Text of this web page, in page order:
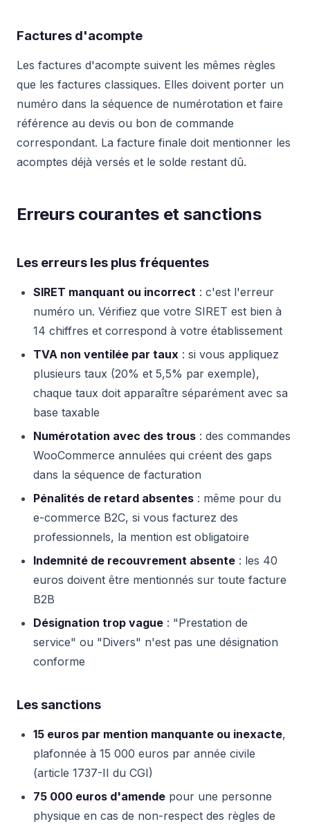
Factures d'acompte
Les factures d'acompte suivent les mêmes règles
que les factures classiques. Elles doivent porter un
numéro dans la séquence de numérotation et faire
référence au devis ou bon de commande
correspondant. La facture finale doit mentionner les
acomptes déjà versés et le solde restant dû.
Erreurs courantes et sanctions
Les erreurs les plus fréquentes
SIRET manquant ou incorrect : c'est l'erreur
numéro un. Vérifiez que votre SIRET est bien à
14 chiffres et correspond à votre établissement
TVA non ventilée par taux : si vous appliquez
plusieurs taux (20% et 5,5% par exemple),
chaque taux doit apparaître séparément avec sa
base taxable
Numérotation avec des trous : des commandes
WooCommerce annulées qui créent des gaps
dans la séquence de facturation
Pénalités de retard absentes : même pour du
e-commerce B2C, si vous facturez des
professionnels, la mention est obligatoire
Indemnité de recouvrement absente : les 40
euros doivent être mentionnés sur toute facture
B2B
Désignation trop vague : "Prestation de
service" ou "Divers" n'est pas une désignation
conforme
Les sanctions
15 euros par mention manquante ou inexacte,
plafonnée à 15 000 euros par année civile
(article 1737-II du CGI)
75 000 euros d'amende pour une personne
physique en cas de non-respect des règles de